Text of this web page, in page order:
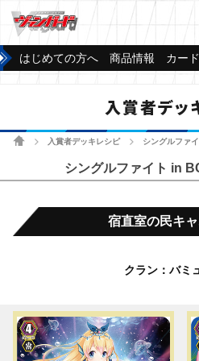
はじめての方へ 商品情報 カー
入賞者デッ
ホーム 入賞者デッキレシピ シングルファ
シングルファイト in
宿直室の民キ
クラン：バミ